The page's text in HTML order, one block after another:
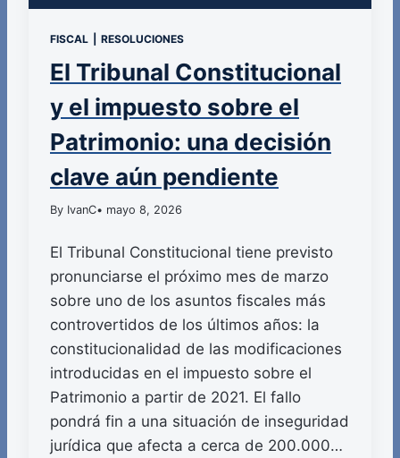
FISCAL RESOLUCIONES
El Tribunal Constitucional
y el impuesto sobre el
Patrimonio: una decisión
clave aún pendiente
By IvanC• mayo 8, 2026
El Tribunal Constitucional tiene previsto
pronunciarse el próximo mes de marzo
sobre uno de los asuntos fiscales más
controvertidos de los últimos años: la
constitucionalidad de las modificaciones
introducidas en el impuesto sobre el
Patrimonio a partir de 2021. El fallo
pondrá fin a una situación de inseguridad
jurídica que afecta a cerca de 200.000…